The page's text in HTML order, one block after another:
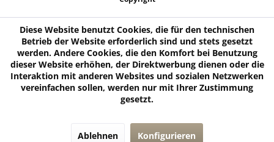
Diese Website benutzt Cookies, die für den technischen
Betrieb der Website erforderlich sind und stets gesetzt
werden. Andere Cookies, die den Komfort bei Benutzung
dieser Website erhöhen, der Direktwerbung dienen oder die
Interaktion mit anderen Websites und sozialen Netzwerken
vereinfachen sollen, werden nur mit Ihrer Zustimmung
gesetzt.
Ablehnen Konfigurieren